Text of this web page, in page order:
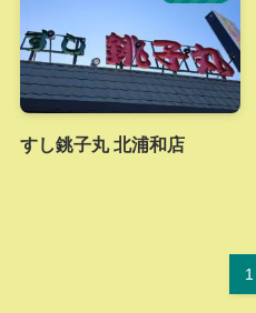
すし銚子丸 北浦和店
1